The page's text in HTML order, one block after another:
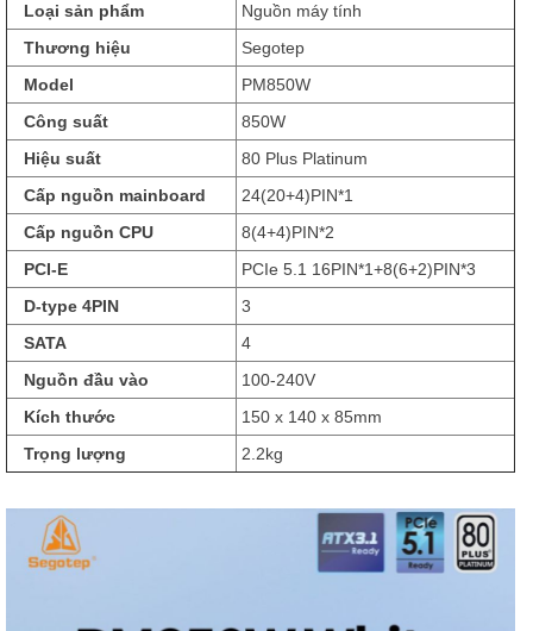
Loại sản phẩm
Nguồn máy tính
Thương hiệu
Segotep
Model
PM850W
Công suất
850W
Hiệu suất
80 Plus Platinum
Cấp nguồn mainboard
24(20+4)PIN*1
Cấp nguồn CPU
8(4+4)PIN*2
PCI-E
PCIe 5.1 16PIN*1+8(6+2)PIN*3
D-type 4PIN
3
SATA
4
Nguồn đầu vào
100-240V
Kích thước
150 x 140 x 85mm
Trọng lượng
2.2kg